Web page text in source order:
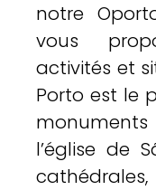
notre
vous
activités et
Porto est le
l’église de